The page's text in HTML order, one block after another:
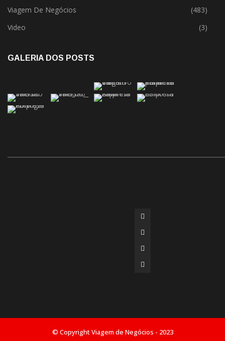
Viagem De Negócios
(483)
Video
(3)
GALERIA DOS POSTS
© Copyright Viagem de Negócios - 2023